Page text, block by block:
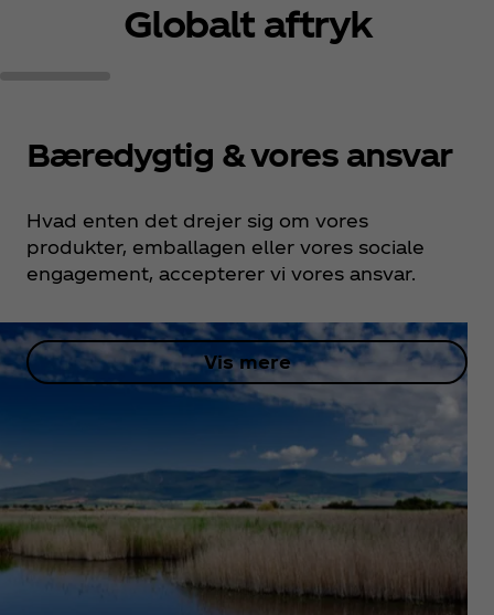
Globalt aftryk
Bæredygtig & vores ansvar
Hvad enten det drejer sig om vores
produkter, emballagen eller vores sociale
engagement, accepterer vi vores ansvar.
Vis mere